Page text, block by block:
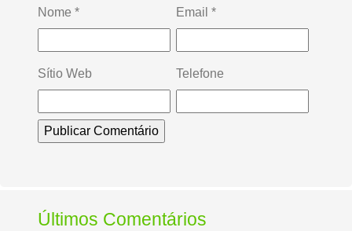
Nome * Email *
Sítio Web Telefone
Últimos Comentários